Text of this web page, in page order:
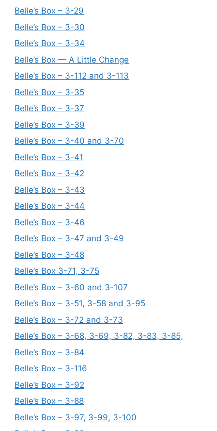
Belle’s Box – 3-29
Belle’s Box – 3-30
Belle’s Box – 3-34
Belle’s Box — A Little Change
Belle’s Box – 3-112 and 3-113
Belle’s Box – 3-35
Belle’s Box – 3-37
Belle’s Box – 3-39
Belle’s Box – 3-40 and 3-70
Belle’s Box – 3-41
Belle’s Box – 3-42
Belle’s Box – 3-43
Belle’s Box – 3-44
Belle’s Box – 3-46
Belle’s Box – 3-47 and 3-49
Belle’s Box – 3-48
Belle’s Box 3-71, 3-75
Belle’s Box – 3-60 and 3-107
Belle’s Box – 3-51, 3-58 and 3-95
Belle’s Box – 3-72 and 3-73
Belle’s Box – 3-68, 3-69, 3-82, 3-83, 3-85,
Belle’s Box – 3-84
Belle’s Box – 3-116
Belle’s Box – 3-92
Belle’s Box – 3-88
Belle’s Box – 3-97, 3-99, 3-100